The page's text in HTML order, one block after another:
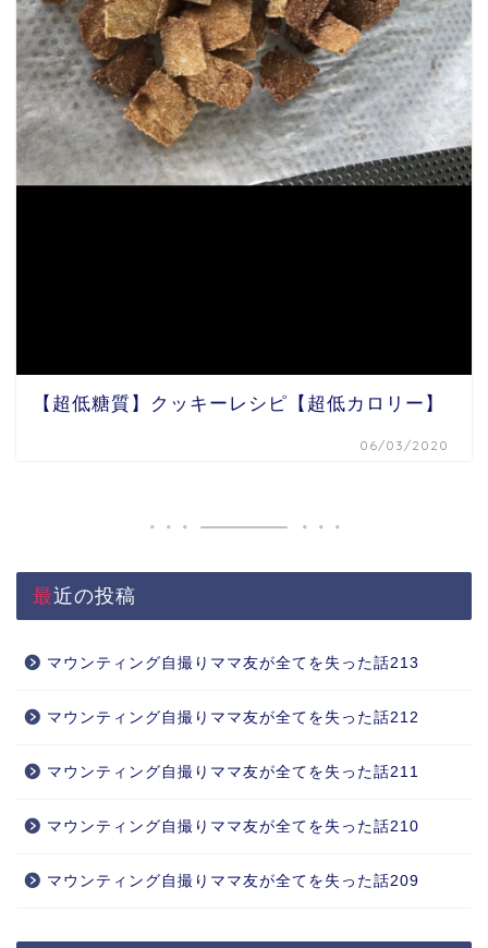
【超低糖質】クッキーレシピ【超低カロリー】
06/03/2020
最近の投稿
マウンティング自撮りママ友が全てを失った話213
マウンティング自撮りママ友が全てを失った話212
マウンティング自撮りママ友が全てを失った話211
マウンティング自撮りママ友が全てを失った話210
マウンティング自撮りママ友が全てを失った話209